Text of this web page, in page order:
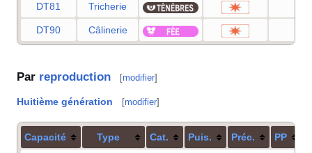
DT81 Tricherie
DT90 Câlinerie
Par reproduction [modifier]
Huitième génération [modifier]
Capacité Type Cat. Puis. Préc. PP